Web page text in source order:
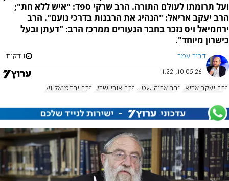
ועל תרומתו לעולם התורה. הרב שרקי ספד: "איש ללא חת";
הרב יעקב אריאל: "הנהיג את הרבנות בדרכי נועם". הרב
ירחמיאל ויס נזכר בחבר הנעורים ממרכז הרב: "דעתן ובעל
כישרון מיוחד".
דביר עמר 1 דקות
10.05.26, 11:22
הרב יעקב אריאל הרב אריה שטרן הרב אורי שרקי הרב ירחמיאל ויס